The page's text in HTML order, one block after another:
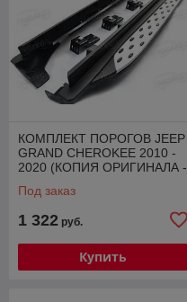
КОМПЛЕКТ ПОРОГОВ JEEP
GRAND CHEROKEE 2010 -
2020 (КОПИЯ ОРИГИНАЛА -
Под заказ
1 322 руб.
Купить